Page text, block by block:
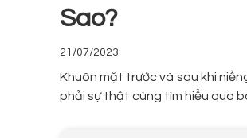
Sao?
21/07/2023
Khuôn mặt trước và sau khi
phải sự thật cùng tìm hiểu qua